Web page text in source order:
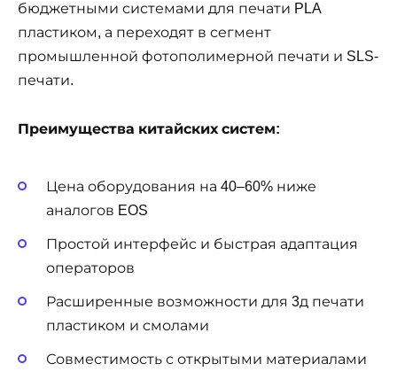
бюджетными системами для печати PLA
пластиком, а переходят в сегмент
промышленной фотополимерной печати и SLS-
печати.
Преимущества китайских систем:
Цена оборудования на 40–60% ниже
аналогов EOS
Простой интерфейс и быстрая адаптация
операторов
Расширенные возможности для 3д печати
пластиком и смолами
Совместимость с открытыми материалами